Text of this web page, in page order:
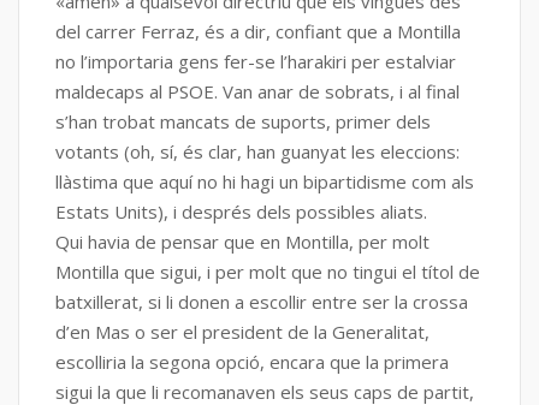
del carrer Ferraz, és a dir, confiant que a Montilla
no l’importaria gens fer-se l’harakiri per estalviar
maldecaps al PSOE. Van anar de sobrats, i al final
s’han trobat mancats de suports, primer dels
votants (oh, sí, és clar, han guanyat les eleccions:
llàstima que aquí no hi hagi un bipartidisme com als
Estats Units), i després dels possibles aliats.
Qui havia de pensar que en Montilla, per molt
Montilla que sigui, i per molt que no tingui el títol de
batxillerat, si li donen a escollir entre ser la crossa
d’en Mas o ser el president de la Generalitat,
escolliria la segona opció, encara que la primera
sigui la que li recomanaven els seus caps de partit,